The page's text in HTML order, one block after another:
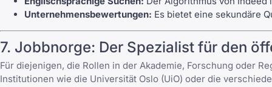
Unternehmensbewertungen: Es bietet eine sekundäre
7. Jobbnorge: Der Spezialist für den
Für diejenigen, die Rollen in der Akademie, Forschung oder
Institutionen wie die Universität Oslo (UiO) oder die